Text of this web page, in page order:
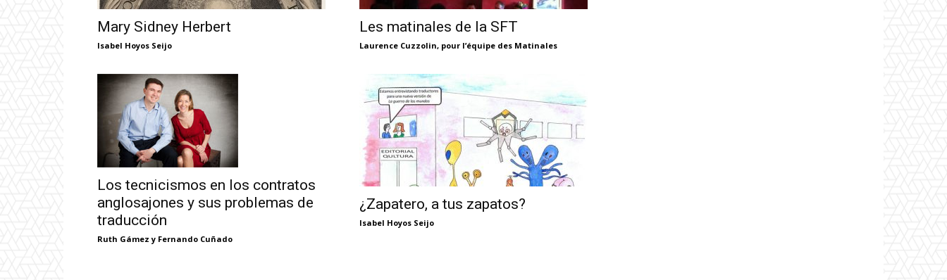
Mary Sidney Herbert
Isabel Hoyos Seijo
Les matinales de la SFT
Laurence Cuzzolin, pour l’équipe des Matinales
Los tecnicismos en los contratos
anglosajones y sus problemas de
traducción
Ruth Gámez y Fernando Cuñado
¿Zapatero, a tus zapatos?
Isabel Hoyos Seijo